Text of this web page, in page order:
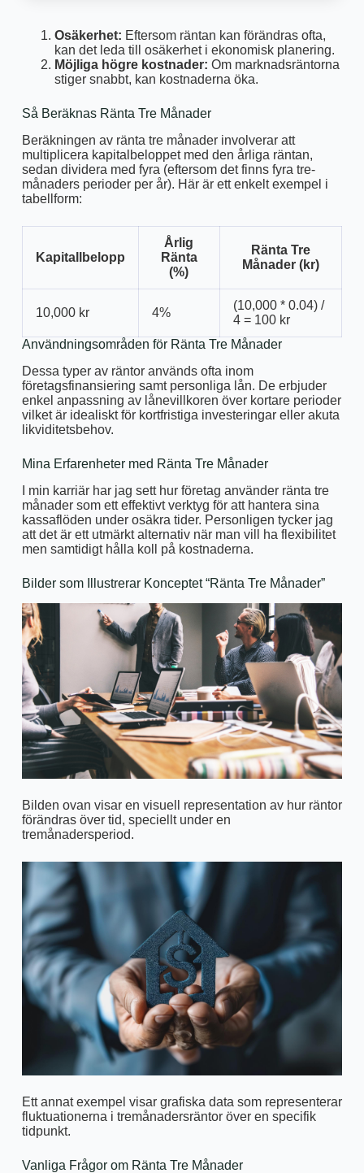
Osäkerhet: Eftersom räntan kan förändras ofta,
kan det leda till osäkerhet i ekonomisk planering.
Möjliga högre kostnader: Om marknadsräntorna
stiger snabbt, kan kostnaderna öka.
Så Beräknas Ränta Tre Månader
Beräkningen av ränta tre månader involverar att
multiplicera kapitalbeloppet med den årliga räntan,
sedan dividera med fyra (eftersom det finns fyra tre-
månaders perioder per år). Här är ett enkelt exempel i
tabellform:
Kapitallbelopp
Årlig
Ränta
(%)
Ränta Tre
Månader (kr)
10,000 kr 4%
(10,000 * 0.04) /
4 = 100 kr
Användningsområden för Ränta Tre Månader
Dessa typer av räntor används ofta inom
företagsfinansiering samt personliga lån. De erbjuder
enkel anpassning av lånevillkoren över kortare perioder
vilket är idealiskt för kortfristiga investeringar eller akuta
likviditetsbehov.
Mina Erfarenheter med Ränta Tre Månader
I min karriär har jag sett hur företag använder ränta tre
månader som ett effektivt verktyg för att hantera sina
kassaflöden under osäkra tider. Personligen tycker jag
att det är ett utmärkt alternativ när man vill ha flexibilitet
men samtidigt hålla koll på kostnaderna.
Bilder som Illustrerar Konceptet “Ränta Tre Månader”
Bilden ovan visar en visuell representation av hur räntor
förändras över tid, speciellt under en
tremånadersperiod.
Ett annat exempel visar grafiska data som representerar
fluktuationerna i tremånadersräntor över en specifik
tidpunkt.
Vanliga Frågor om Ränta Tre Månader